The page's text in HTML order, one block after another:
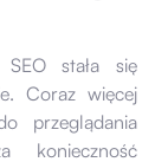
stała się
Coraz więcej
przeglądania
konieczność